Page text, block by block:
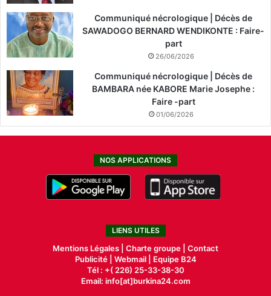
Communiqué nécrologique | Décès de
SAWADOGO BERNARD WENDIKONTE : Faire-
part
26/06/2026
Communiqué nécrologique | Décès de
BAMBARA née KABORE Marie Josephe :
Faire -part
01/06/2026
NOS APPLICATIONS
LIENS UTILES
Mentions Légales | Charte groupe | Contact
Publicité| Webmail |
Equipe B24
Tél : +( 226) 25-33-38-30
Email: info[at]burkina24.com